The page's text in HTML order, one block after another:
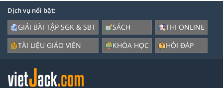
Dịch vụ nổi bật:
GIẢI BÀI TẬP SGK & SBT
TÀI LIỆU GIÁO VIÊN
SÁCH
KHÓA HỌC
THI ONLINE
HỎI ĐÁP